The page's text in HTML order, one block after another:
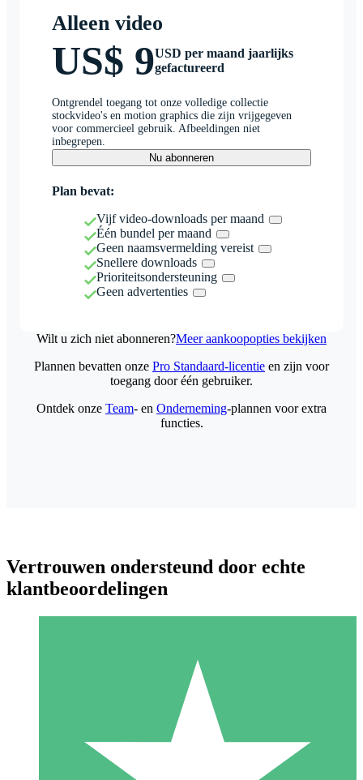
Alleen video
US$ 9USD per maand jaarlijks
gefactureerd
Ontgrendel toegang tot onze volledige collectie
stockvideo's en motion graphics die zijn vrijgegeven
voor commercieel gebruik. Afbeeldingen niet
inbegrepen.
Nu abonneren
Plan bevat:
Vijf video-downloads per maand
Één bundel per maand
Geen naamsvermelding vereist
Snellere downloads
Prioriteitsondersteuning
Geen advertenties
Wilt u zich niet abonneren?Meer aankoopopties bekijken
Individuele Creditpakketten
Betaal per gebruik met downloadtegoeden. Geen maandelijkse
Plannen bevatten onze Pro Standaard-licentie en zijn voor
toegang door één gebruiker.
Ontdek onze Team- en Onderneming-plannen voor extra
functies.
Vertrouwen ondersteund door echte
klantbeoordelingen